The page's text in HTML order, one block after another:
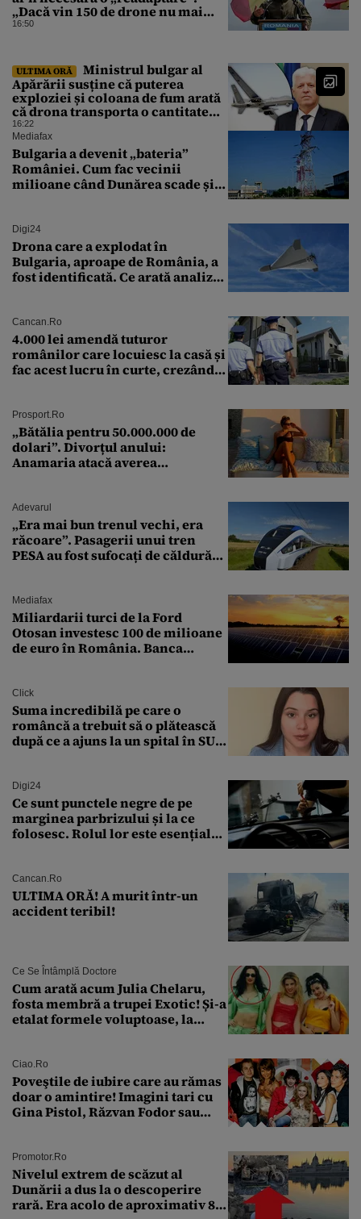
„Dacă vin 150 de drone nu mai
suntem pe timp de pace”
16:50
ULTIMA ORĂ
Ministrul bulgar al
Apărării susține că puterea
exploziei și coloana de fum arată
că drona transporta o cantitate
semnificativă de exploziv
16:22
Mediafax
Bulgaria a devenit „bateria”
României. Cum fac vecinii
milioane când Dunărea scade și
Digi24
Drona care a explodat în
Bulgaria, aproape de România, a
fost identificată. Ce arată analiza
Cancan.ro
4.000 lei amendă tuturor
românilor care locuiesc la casă și
fac acest lucru în curte, crezând
Prosport.ro
„Bătălia pentru 50.000.000 de
dolari”. Divorțul anului:
Anamaria atacă averea
Adevarul
„Era mai bun trenul vechi, era
răcoare”. Pasagerii unui tren
PESA au fost sufocați de căldură
Mediafax
Miliardarii turci de la Ford
Otosan investesc 100 de milioane
de euro în România. Banca
Click
Suma incredibilă pe care o
româncă a trebuit să o plătească
după ce a ajuns la un spital în SUA:
Digi24
Ce sunt punctele negre de pe
marginea parbrizului și la ce
folosesc. Rolul lor este esențial
Cancan.ro
ULTIMA ORĂ! A murit într-un
accident teribil!
Ce Se Întâmplă Doctore
Cum arată acum Julia Chelaru,
fosta membră a trupei Exotic! Și-a
etalat formele voluptoase, la
Ciao.ro
Poveştile de iubire care au rămas
doar o amintire! Imagini tari cu
Gina Pistol, Răzvan Fodor sau
Promotor.ro
Nivelul extrem de scăzut al
Dunării a dus la o descoperire
rară. Era acolo de aproximativ 80